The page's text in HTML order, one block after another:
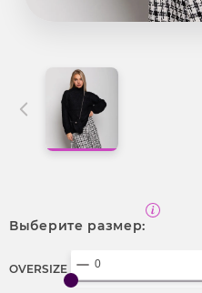
Выберите размер:
OVERSIZE